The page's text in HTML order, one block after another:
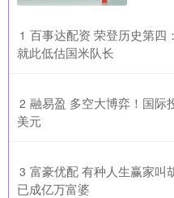
1 百事达配资 荣登历史第四
就此低估国米队长
2 融易盈 多空大博弈！国际
美元
3 富豪优配 有种人生赢家叫
已成亿万富婆